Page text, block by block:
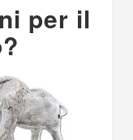
per il